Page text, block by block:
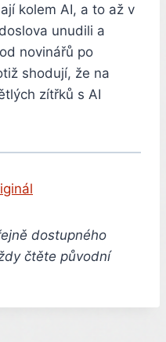
kolem AI, a to až v
unudili a
novinářů po
shodují, že na
zítřků s AI
dostupného
čtěte původní